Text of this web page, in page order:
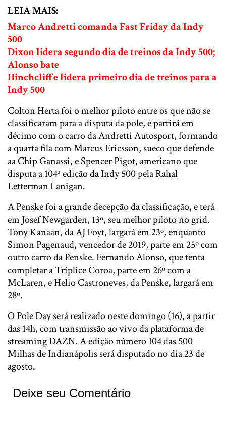
LEIA MAIS:
Marco Andretti comanda Fast Friday da Indy
500
Dixon lidera segundo dia de treinos da Indy 500;
Alonso bate
Hinchcliffe lidera primeiro dia de treinos para a
Indy 500
Colton Herta foi o melhor piloto entre os que não se
classificaram para a disputa da pole, e partirá em
décimo com o carro da Andretti Autosport, formando
a quarta fila com Marcus Ericsson, sueco que defende
aa Chip Ganassi, e Spencer Pigot, americano que
disputa a 104ª edição da Indy 500 pela Rahal
Letterman Lanigan.
A Penske foi a grande decepção da classificação, e terá
em Josef Newgarden, 13º, seu melhor piloto no grid.
Tony Kanaan, da AJ Foyt, largará em 23º, enquanto
Simon Pagenaud, vencedor de 2019, parte em 25º com
outro carro da Penske. Fernando Alonso, que tenta
completar a Tríplice Coroa, parte em 26º com a
McLaren, e Helio Castroneves, da Penske, largará em
28º.
O Pole Day será realizado neste domingo (16), a partir
das 14h, com transmissão ao vivo da plataforma de
streaming DAZN. A edição número 104 das 500
Milhas de Indianápolis será disputado no dia 23 de
agosto.
Deixe seu Comentário